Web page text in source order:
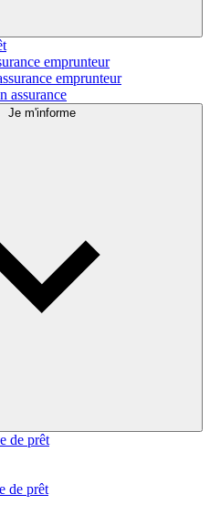
emprunteur
emprunteur
assurance
Je m'informe
de prêt
de prêt